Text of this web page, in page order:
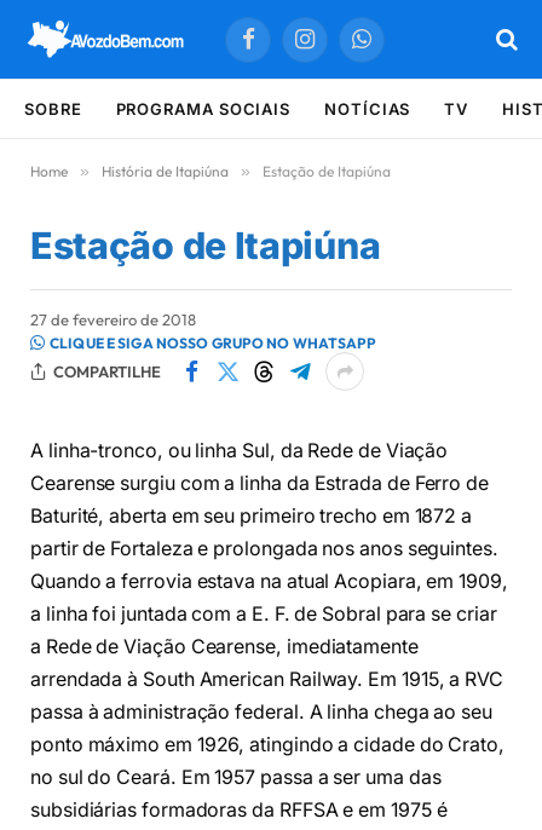
FacebookInstagramWhatsApp
SOBRE PROGRAMA SOCIAIS NOTÍCIAS TV
Home » História de Itapiúna » Estação de Itapiúna
Estação de Itapiúna
27 de fevereiro de 2018
CLIQUE E SIGA NOSSO GRUPO NO WHATSAPP
COMPARTILHE
A linha-tronco, ou linha Sul, da Rede de Viação
Cearense surgiu com a linha da Estrada de Ferro de
Baturité, aberta em seu primeiro trecho em 1872 a
partir de Fortaleza e prolongada nos anos seguintes.
Quando a ferrovia estava na atual Acopiara, em 1909,
a linha foi juntada com a E. F. de Sobral para se criar
a Rede de Viação Cearense, imediatamente
arrendada à South American Railway. Em 1915, a RVC
passa à administração federal. A linha chega ao seu
ponto máximo em 1926, atingindo a cidade do Crato,
no sul do Ceará. Em 1957 passa a ser uma das
subsidiárias formadoras da RFFSA e em 1975 é